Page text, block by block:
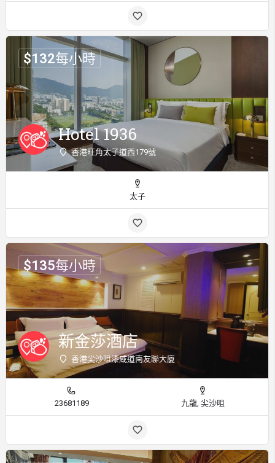
Hotel 1936
香港旺角太子道西179號
$132每小時
太子
新金莎酒店
香港尖沙咀漆咸道南友聯大廈
$135每小時
23681189 九龍, 尖沙咀